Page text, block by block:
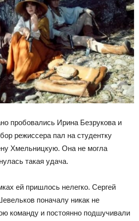
пробовались Ирина Безрукова и
режиссера пал на студентку
Хмельницкую. Она не могла
такая удача.
ей пришлось нелегко. Сергей
поначалу никак не
команду и постоянно подшучивали